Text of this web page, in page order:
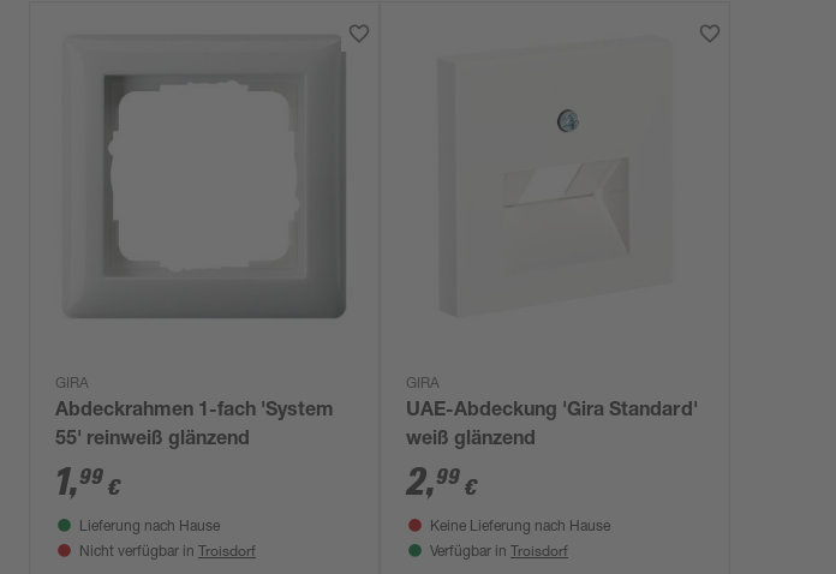
GIRA
Abdeckrahmen 1-fach 'System
55' reinweiß glänzend
1,99 €
Lieferung nach Hause
Nicht verfügbar in Troisdorf
GIRA
UAE-Abdeckung 'Gira Standard'
weiß glänzend
2,99 €
Keine Lieferung nach Hause
Verfügbar in Troisdorf